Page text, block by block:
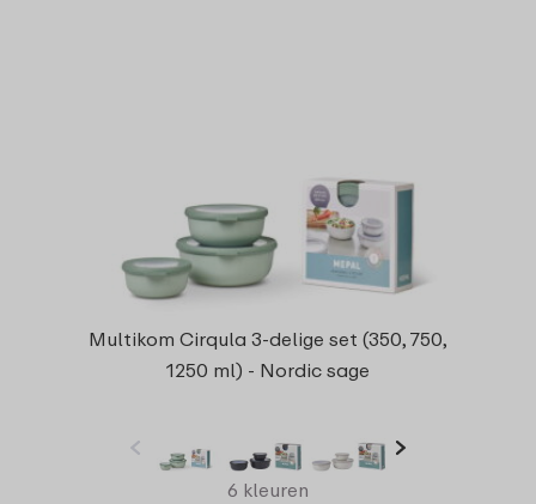
Multikom Cirqula 3-delige set (350, 750,
1250 ml) - Nordic sage
6 kleuren